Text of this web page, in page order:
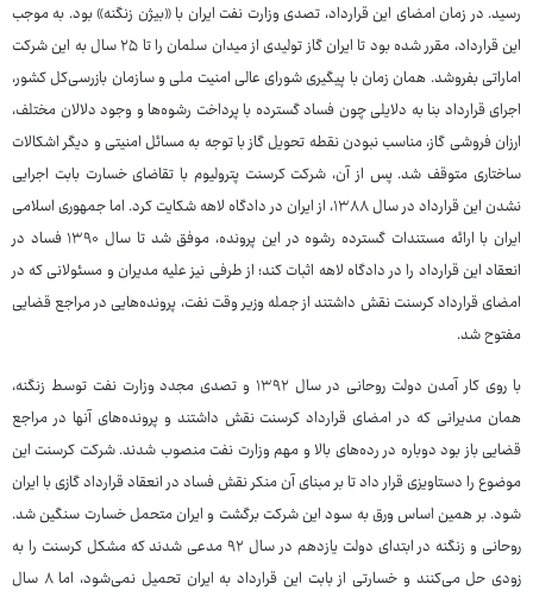
رسید. در زمان امضای این قرارداد، تصدی وزارت نفت ایران با «بیژن زنگنه» بود. به ‌موجب
این قرارداد، مقرر شده بود تا ایران گاز تولیدی از میدان سلمان را تا ۲۵ سال به این شرکت
اماراتی بفروشد. همان زمان با پیگیری شورای ‌عالی امنیت ملی و سازمان بازرسی‌کل کشور،
اجرای قرارداد بنا به دلایلی چون فساد گسترده با پرداخت رشوه‌ها و وجود دلالان مختلف،
ارزان ‌فروشی گاز، مناسب نبودن نقطه تحویل گاز با توجه به مسائل امنیتی و دیگر اشکالات
ساختاری متوقف شد. پس از آن، شرکت کرسنت پترولیوم با تقاضای خسارت بابت اجرایی
نشدن این قرارداد در سال ۱۳۸۸، از ایران در دادگاه لاهه شکایت کرد. اما جمهوری اسلامی
ایران با ارائه مستندات گسترده رشوه در این پرونده، موفق شد تا سال ۱۳۹۰ فساد در
انعقاد این قرارداد را در دادگاه لاهه اثبات کند؛ از طرفی نیز علیه مدیران و مسئولانی که در
امضای قرارداد کرسنت نقش داشتند از جمله وزیر وقت نفت، پرونده‌هایی در مراجع قضایی
مفتوح شد.
با روی کار آمدن دولت روحانی در سال ۱۳۹۲ و تصدی مجدد وزارت نفت توسط زنگنه،
همان مدیرانی که در امضای قرارداد کرسنت نقش داشتند و پرونده‌های آنها در مراجع
قضایی باز بود دوباره در رده‌های بالا و مهم وزارت نفت منصوب شدند. شرکت کرسنت این
موضوع را دستاویزی قرار داد تا بر مبنای آن منکر نقش فساد در انعقاد قرارداد گازی با ایران
شود. بر همین اساس ورق به سود این شرکت برگشت و ایران متحمل خسارت سنگین شد.
روحانی و زنگنه در ابتدای دولت یازدهم در سال ۹۲ مدعی شدند که مشکل کرسنت را به
زودی حل می‌کنند و خسارتی از بابت این قرارداد به ایران تحمیل نمی‌شود، اما ۸ سال